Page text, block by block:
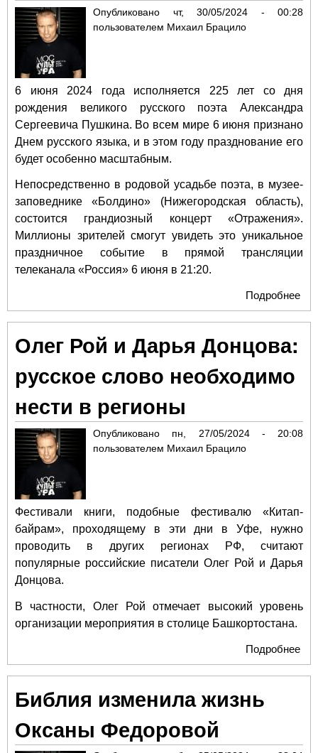
Опубликовано чт, 30/05/2024 - 00:28
пользователем Михаил Брацило
6 июня 2024 года исполняется 225 лет со дня
рождения великого русского поэта Александра
Сергеевича Пушкина. Во всем мире 6 июня признано
Днем русского языка, и в этом году празднование его
будет особенно масштабным.
Непосредственно в родовой усадьбе поэта, в музее-
заповеднике «Болдино» (Нижегородская область),
состоится грандиозный концерт «Отражения».
Миллионы зрителей смогут увидеть это уникальное
праздничное событие в прямой трансляции
телеканала «Россия» 6 июня в 21:20.
Подробнее
Олег Рой и Дарья Донцова:
русское слово необходимо
нести в регионы
Опубликовано пн, 27/05/2024 - 20:08
пользователем Михаил Брацило
Фестивали книги, подобные фестивалю «Китап-
байрам», проходящему в эти дни в Уфе, нужно
проводить в других регионах РФ, считают
популярные российские писатели Олег Рой и Дарья
Донцова.
В частности, Олег Рой отмечает высокий уровень
организации мероприятия в столице Башкортостана.
Подробнее
и
Библия изменила жизнь
Оксаны Федоровой